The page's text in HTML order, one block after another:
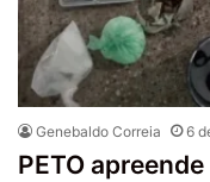
Genebaldo Correia 6
PETO